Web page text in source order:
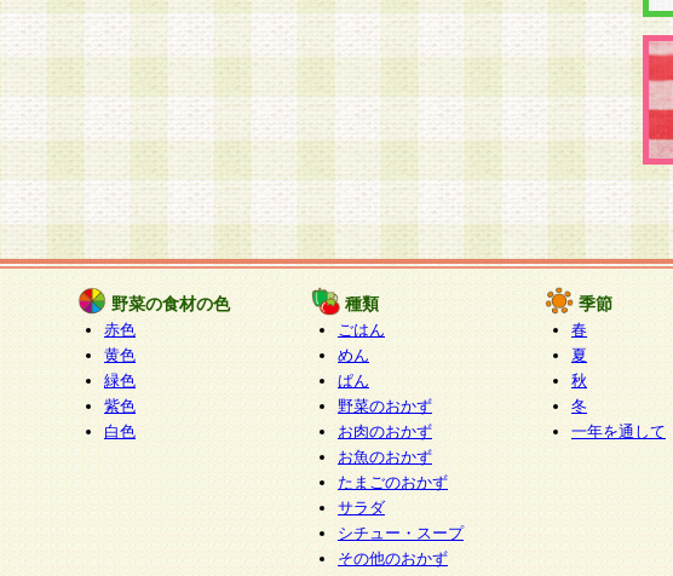
野菜の食材の色
赤色
黄色
緑色
紫色
白色
種類
ごはん
めん
ぱん
野菜のおかず
お肉のおかず
お魚のおかず
たまごのおかず
サラダ
シチュー・スープ
その他のおかず
季節
春
夏
秋
冬
一年を通して